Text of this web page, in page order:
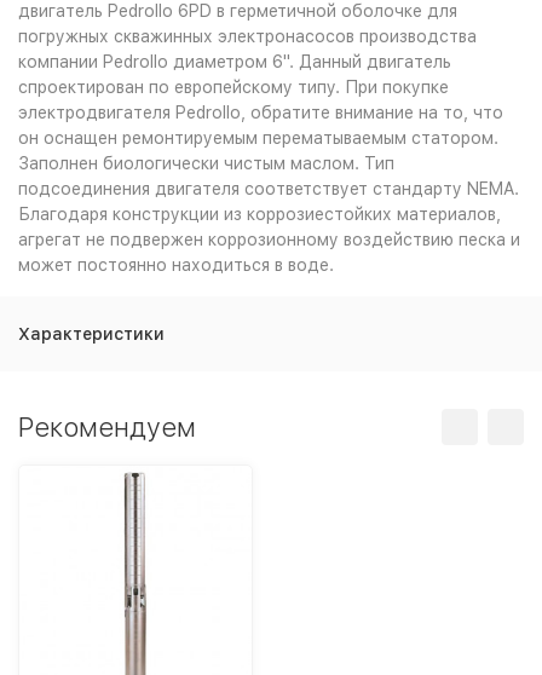
двигатель Pedrollo 6PD в герметичной оболочке для
погружных скважинных электронасосов производства
компании Pedrollo диаметром 6". Данный двигатель
спроектирован по европейскому типу. При покупке
электродвигателя Pedrollo, обратите внимание на то, что
он оснащен ремонтируемым перематываемым статором.
Заполнен биологически чистым маслом. Тип
подсоединения двигателя соответствует стандарту NEMA.
Благодаря конструкции из коррозиестойких материалов,
агрегат не подвержен коррозионному воздействию песка и
может постоянно находиться в воде.
Характеристики
Рекомендуем